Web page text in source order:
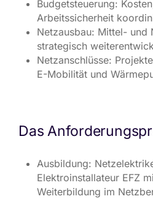
Budgetsteuerung:
Arbeitssicherheit
Netzausbau: Mittel- und
strategisch
Netzanschlüsse:
E-Mobilität und
Das
Ausbildung:
Elektroinstallateur EFZ
Weiterbildung im